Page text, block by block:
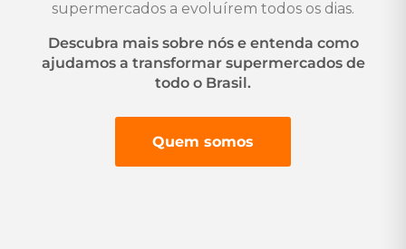
supermercados a evoluírem todos os dias.
Descubra mais sobre nós e entenda como
ajudamos a transformar supermercados de
todo o Brasil.
Quem somos